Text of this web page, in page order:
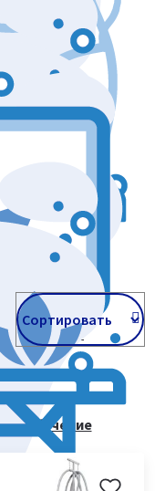
процедур
лица